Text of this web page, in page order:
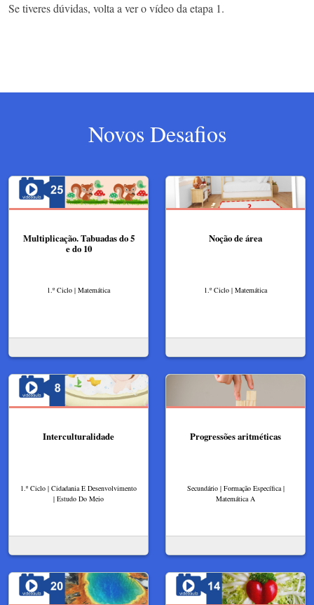
Se tiveres dúvidas, volta a ver o vídeo da etapa 1.
Novos Desafios
Multiplicação. Tabuadas do 5
e do 10
1.º Ciclo | Matemática
Noção de área
1.º Ciclo | Matemática
Interculturalidade
1.º Ciclo | Cidadania E Desenvolvimento
| Estudo Do Meio
Progressões aritméticas
Secundário | Formação Específica |
Matemática A